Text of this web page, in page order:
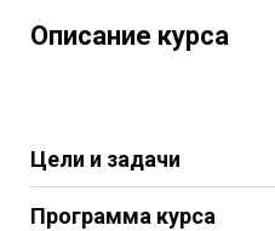
Описание курса
Цели и задачи
Программа курса